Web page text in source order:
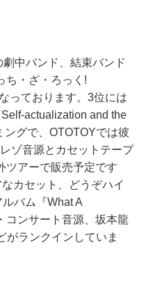
中バンド、結束バンド
ち・ざ・ろっく!
っております。3位には
actualization and the
グで、OTOTOYでは彼
ゾ音源とカセットテープ
ツアーで販売予定です
カセット、どうぞハイ
バム『What A
コンサート音源、坂本龍
がランクインしていま